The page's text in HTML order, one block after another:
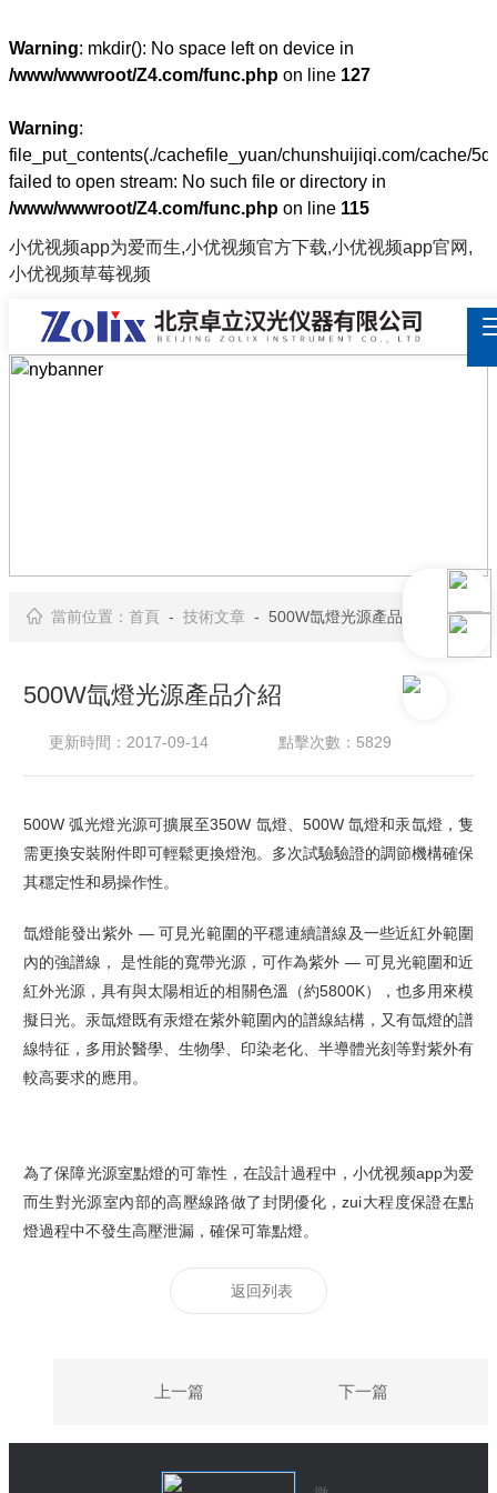
Warning: mkdir(): No space left on device in
/www/wwwroot/Z4.com/func.php on line 127
Warning:
file_put_contents(./cachefile_yuan/chunshuijiqi.com/cache/
failed to open stream: No such file or directory in
/www/wwwroot/Z4.com/func.php on line 115
小优视频app为爱而生,小优视频官方下载,小优视频app官网,
小优视频草莓视频
當前位置： 首頁- 技術文章- 500W氙燈光源產品介紹
500W氙燈光源產品介紹
更新時間：2017-09-14 點擊次數：5829
500W弧光燈光源可擴展至350W 氙燈、 500W氙燈和汞氙燈，隻
需更換安裝附件即可輕鬆更換燈泡。多次試驗驗證的調節機構確保
其穩定性和易操作性。
氙燈能發出紫外 — 可見光範圍的平穩連續譜線及一些近紅外範圍
內的強譜線， 是性能的寬帶光源，可作為紫外 — 可見光範圍和近
紅外光源，具有與太陽相近的相關色溫（約5800K），也多用來模
擬日光。汞氙燈既有汞燈在紫外範圍內的譜線結構，又有氙燈的譜
線特征，多用於醫學、生物學、印染老化、半導體光刻等對紫外有
較高要求的應用。
為了保障光源室點燈的可靠性，在設計過程中，小优视频app为爱
而生對光源室內部的高壓線路做了封閉優化，zui大程度保證在點
燈過程中不發生高壓泄漏，確保可靠點燈。
返回列表
上一篇 下一篇